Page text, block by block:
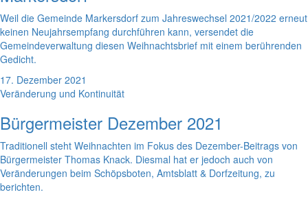
Weil die Gemeinde Markersdorf zum Jahreswechsel 2021/2022 erneut
keinen Neujahrsempfang durchführen kann, versendet die
Gemeindeverwaltung diesen Weihnachtsbrief mit einem berührenden
Gedicht.
17. Dezember 2021
Veränderung und Kontinuität
Bürgermeister Dezember 2021
Traditionell steht Weihnachten im Fokus des Dezember-Beitrags von
Bürgermeister Thomas Knack. Diesmal hat er jedoch auch von
Veränderungen beim Schöpsboten, Amtsblatt & Dorfzeitung, zu
berichten.